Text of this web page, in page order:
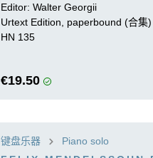
Editor: Walter Georgii
Urtext Edition, paperbound (合集)
HN 135
€19.50
键盘乐器
Piano solo